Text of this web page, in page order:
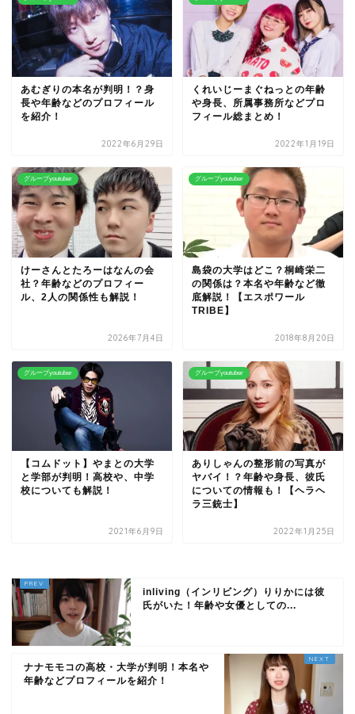
あむぎりの本名が判明！？身
長や年齢などのプロフィール
を紹介！
2022年6月29日
くれいじーまぐねっとの年齢
や身長、所属事務所などプロ
フィール総まとめ！
2022年1月19日
グループyoutuber
けーさんとたろーはなんの会
社？年齢などのプロフィー
ル、2人の関係性も解説！
2026年7月4日
グループyoutuber
島袋の大学はどこ？桐崎栄二
の関係は？本名や年齢など徹
底解説！【エスポワール
TRIBE】
2018年8月20日
グループyoutuber
【コムドット】やまとの大学
と学部が判明！高校や、中学
校についても解説！
2021年6月9日
グループyoutuber
ありしゃんの整形前の写真が
ヤバイ！？年齢や身長、彼氏
についての情報も！【ヘラヘ
ラ三銃士】
2022年1月25日
inliving（インリビング）りりかには彼
氏がいた！年齢や女優としての...
ナナモモコの高校・大学が判明！本名や
年齢などプロフィールを紹介！